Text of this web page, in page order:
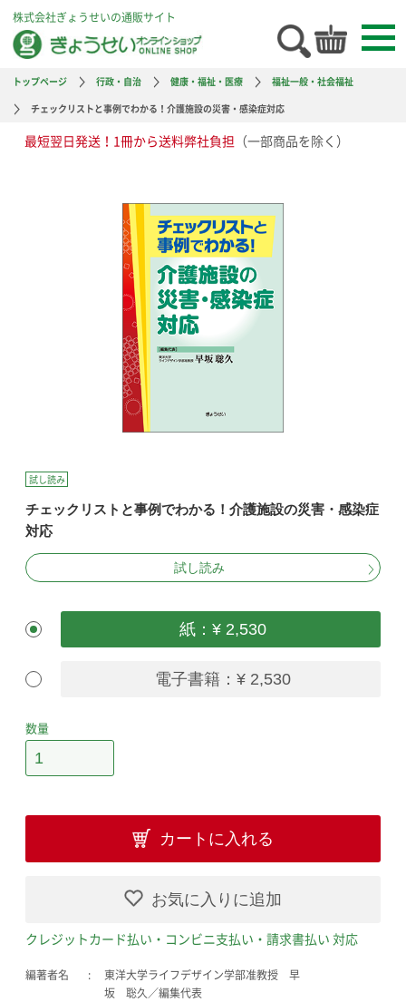
株式会社ぎょうせいの通販サイト
トップページ 行政・自治 健康・福祉・医療
福祉一般・社会福祉
チェックリストと事例でわかる！介護施設の災害・感染症対応
最短翌日発送！1冊から送料弊社負担 （一部商品を除く）
試し読み
チェックリストと事例でわかる！介護施設の災害・感染症
対応
試し読み
紙：¥ 2,530
電子書籍：¥ 2,530
数量
カートに入れる
お気に入りに追加
クレジットカード払い・コンビニ支払い・請求書払い 対応
編著者名
東洋大学ライフデザイン学部准教授 早
坂 聡久／編集代表